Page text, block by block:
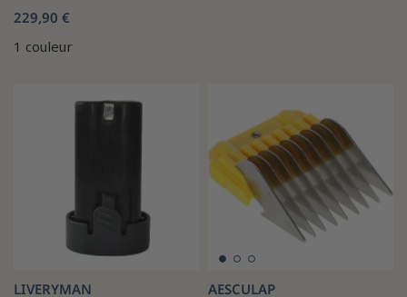
229,90 €
1 couleur
LIVERYMAN AESCULAP